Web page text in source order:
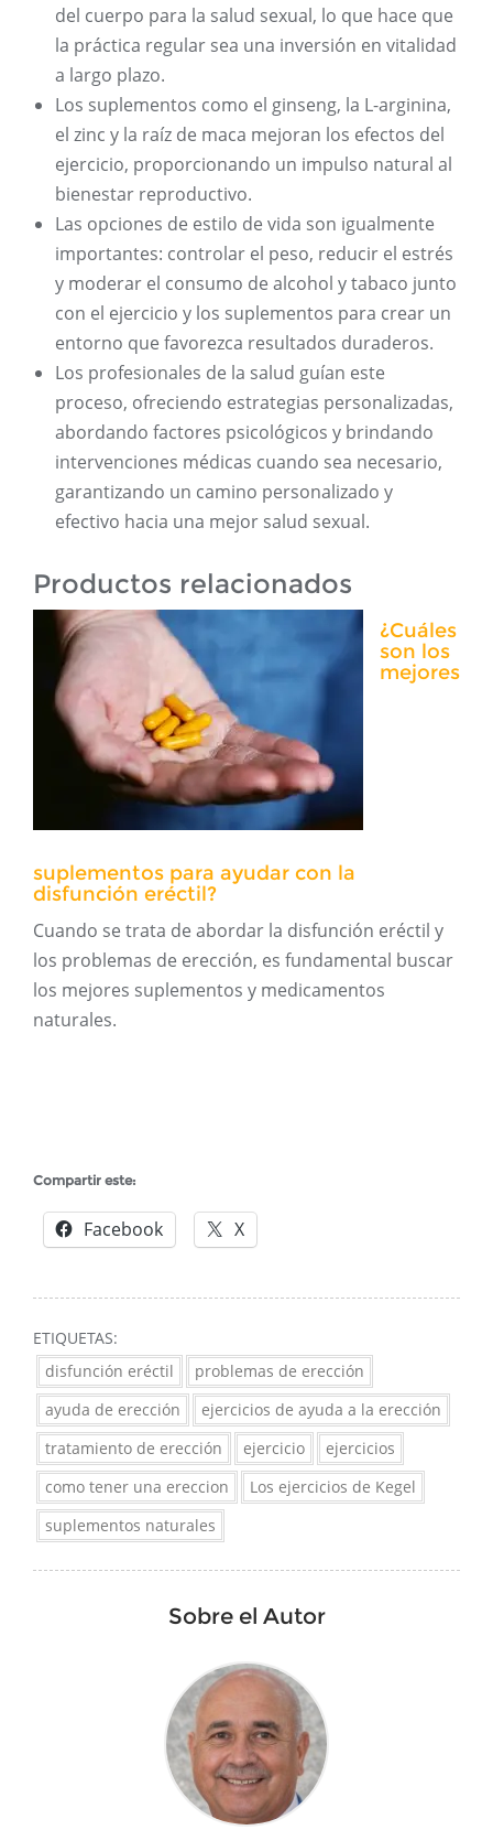
del cuerpo para la salud sexual, lo que hace que
la práctica regular sea una inversión en vitalidad
a largo plazo.
Los suplementos como el ginseng, la L-arginina,
el zinc y la raíz de maca mejoran los efectos del
ejercicio, proporcionando un impulso natural al
bienestar reproductivo.
Las opciones de estilo de vida son igualmente
importantes: controlar el peso, reducir el estrés
y moderar el consumo de alcohol y tabaco junto
con el ejercicio y los suplementos para crear un
entorno que favorezca resultados duraderos.
Los profesionales de la salud guían este
proceso, ofreciendo estrategias personalizadas,
abordando factores psicológicos y brindando
intervenciones médicas cuando sea necesario,
garantizando un camino personalizado y
efectivo hacia una mejor salud sexual.
Productos relacionados
¿Cuáles
son los
mejores
suplementos para ayudar con la
disfunción eréctil?
Cuando se trata de abordar la disfunción eréctil y
los problemas de erección, es fundamental buscar
los mejores suplementos y medicamentos
naturales.
Compartir este:
Facebook X
ETIQUETAS:
disfunción eréctil
problemas de erección
ayuda de erección
ejercicios de ayuda a la erección
tratamiento de erección
ejercicio
ejercicios
como tener una ereccion
Los ejercicios de Kegel
suplementos naturales
Sobre el Autor